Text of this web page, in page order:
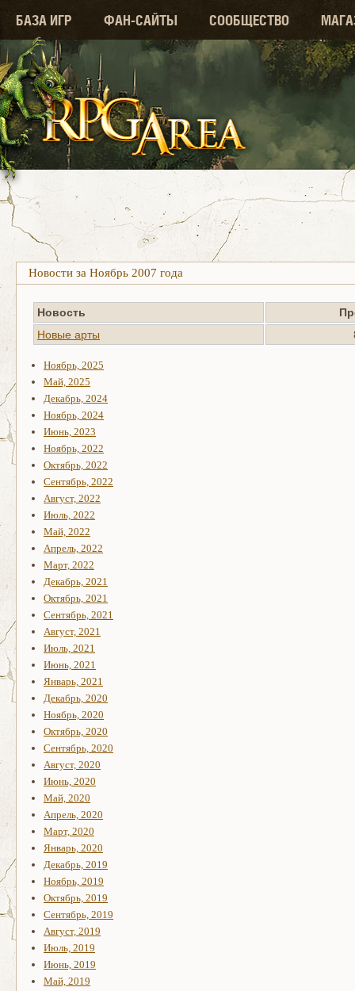
БАЗА ИГР ФАН-САЙТЫ СООБЩЕСТВО
Новости за Ноябрь 2007 года
Новость
Новые арты
Ноябрь, 2025
Май, 2025
Декабрь, 2024
Ноябрь, 2024
Июнь, 2023
Ноябрь, 2022
Октябрь, 2022
Сентябрь, 2022
Август, 2022
Июль, 2022
Май, 2022
Апрель, 2022
Март, 2022
Декабрь, 2021
Октябрь, 2021
Сентябрь, 2021
Август, 2021
Июль, 2021
Июнь, 2021
Январь, 2021
Декабрь, 2020
Ноябрь, 2020
Октябрь, 2020
Сентябрь, 2020
Август, 2020
Июнь, 2020
Май, 2020
Апрель, 2020
Март, 2020
Январь, 2020
Декабрь, 2019
Ноябрь, 2019
Октябрь, 2019
Сентябрь, 2019
Август, 2019
Июль, 2019
Июнь, 2019
Май, 2019